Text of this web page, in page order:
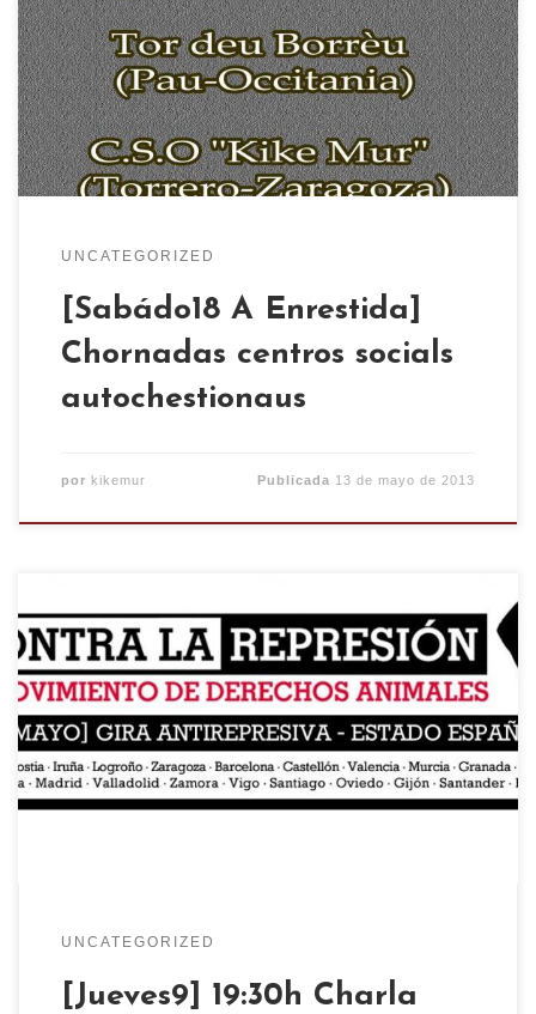
cabo d’anyo, vos ufrimos unas chornadas de
rufierta y reflexión sobre os Centros Socials
Autochestionaus. I ferán parti o C.S.O “Kike Mur”,
Ondarruko Gaztetxi (Ondarrua) y Tor Deu Borrèu
(Pau-Occitania). Tot ixo dimpués […]
UNCATEGORIZED
[Sabádo18 A Enrestida]
Chornadas centros socials
autochestionaus
por kikemur Publicada 13 de mayo de 2013
Entre los días 3 y 26 de Mayo, dos activistas
imputados en el proceso represivo al Movimiento
de Derechos Animales viajarán por todo el Estado
con el objeto de dar a conocer la represión y el
injusto montaje policial que está padeciendo este
movimiento en el Estado español. Eneko Pérez […]
UNCATEGORIZED
[Jueves9] 19:30h Charla